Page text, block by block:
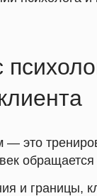
— это
и границы,